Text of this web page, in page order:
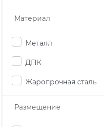
Материал
Металл
ДПК
Жаропрочная сталь
Размещение